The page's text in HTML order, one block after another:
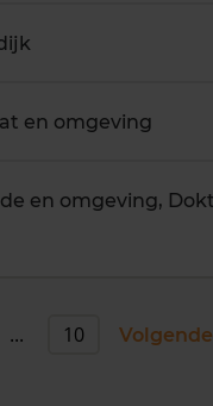
en omgeving
... 10 Volgende